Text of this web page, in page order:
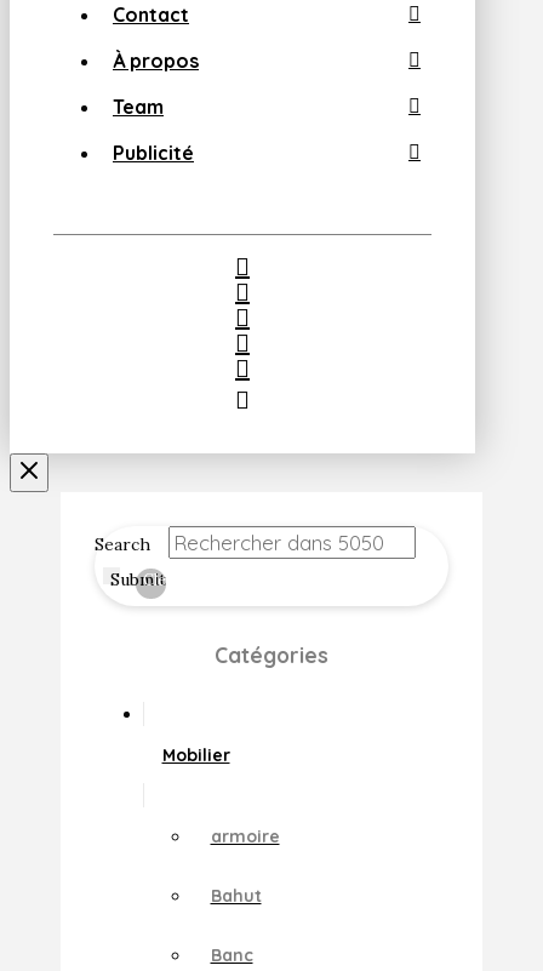
Contact
À propos
Team
Publicité
Search
Submit
Clear
Catégories
Mobilier
armoire
Bahut
Banc